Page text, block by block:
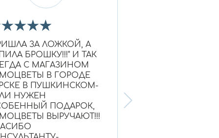
★★★★
ЗА ЛОЖКОЙ, А
БРОШКУ!!!" И ТАК
С МАГАЗИНОМ
В ГОРОДЕ
В ПУШКИНСКОМ-
НУЖЕН
ПОДАРОК,
ВЫРУЧАЮТ!!!